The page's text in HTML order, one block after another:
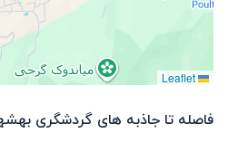
فاصله تا جاذبه های گردشگری